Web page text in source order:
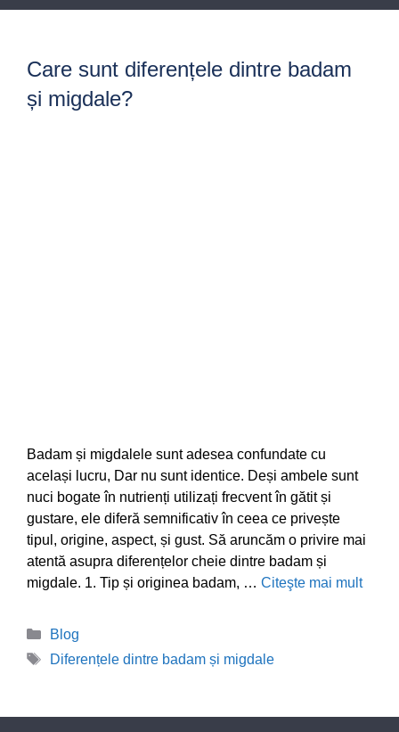
Care sunt diferențele dintre badam
și migdale?
Badam și migdalele sunt adesea confundate cu
același lucru, Dar nu sunt identice. Deși ambele sunt
nuci bogate în nutrienți utilizați frecvent în gătit și
gustare, ele diferă semnificativ în ceea ce privește
tipul, origine, aspect, și gust. Să aruncăm o privire mai
atentă asupra diferențelor cheie dintre badam și
migdale. 1. Tip și originea badam, … Citeşte mai mult
Categorii
Blog
Etichete
Diferențele dintre badam și migdale